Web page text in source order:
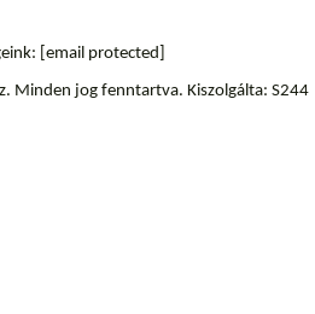
[email protected]
Minden jog fenntartva. Kiszolgálta: S244